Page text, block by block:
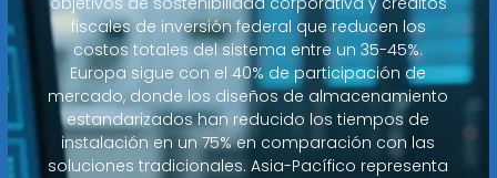
fiscales de inversión federal que reducen los
costos totales del sistema entre un 35-45%.
Europa sigue con el 40% de participación de
mercado, donde los diseños de almacenamiento
estandarizados han reducido los tiempos de
instalación en un 75% en comparación con las
soluciones tradicionales. Asia-Pacífico representa